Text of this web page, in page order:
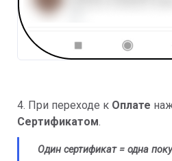
4. При переходе к Оплате
Сертификатом.
Один сертификат = одна